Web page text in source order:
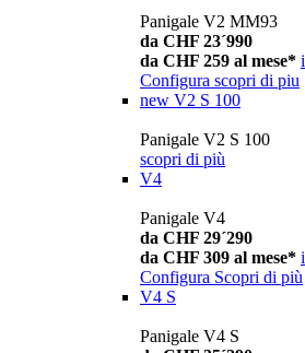
Panigale V2 MM93
da CHF 23´990
da CHF 259 al mese* i
Configura scopri di piu
new V2 S 100
Panigale V2 S 100
scopri di più
V4
Panigale V4
da CHF 29´290
da CHF 309 al mese* i
Configura Scopri di più
V4 S
Panigale V4 S